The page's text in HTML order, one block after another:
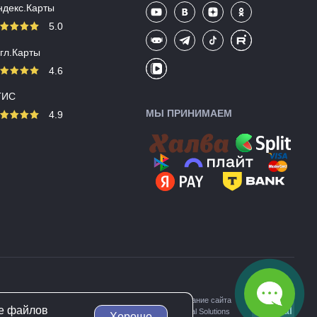
5.0
4.6
4.9
МЫ ПРИНИМАЕМ
Создание сайта
Unreal Solutions
Un-Real
файлов